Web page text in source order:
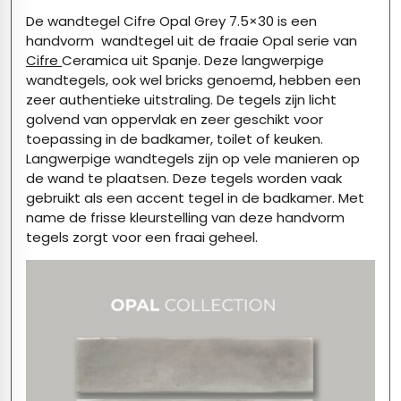
De wandtegel Cifre Opal Grey 7.5×30 is een
handvorm wandtegel uit de fraaie Opal serie van
Cifre Ceramica uit Spanje. Deze langwerpige
wandtegels, ook wel bricks genoemd, hebben een
zeer authentieke uitstraling. De tegels zijn licht
golvend van oppervlak en zeer geschikt voor
toepassing in de badkamer, toilet of keuken.
Langwerpige wandtegels zijn op vele manieren op
de wand te plaatsen. Deze tegels worden vaak
gebruikt als een accent tegel in de badkamer. Met
name de frisse kleurstelling van deze handvorm
tegels zorgt voor een fraai geheel.